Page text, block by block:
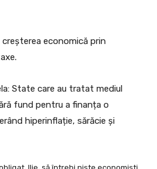
economică prin
State care au tratat mediul
fund pentru a finanța o
hiperinflație, sărăcie și